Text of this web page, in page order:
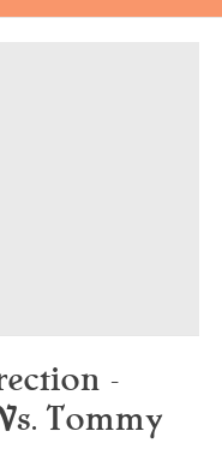
–
Tommy